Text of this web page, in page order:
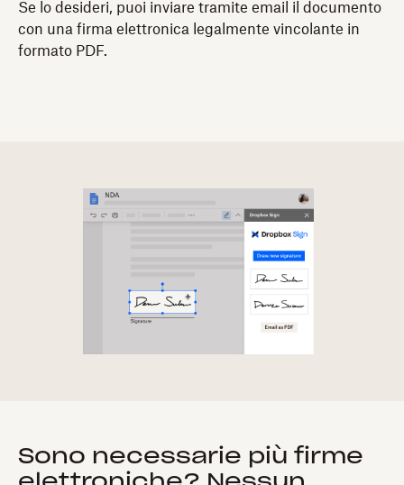
Se lo desideri, puoi inviare tramite email il documento
con una firma elettronica legalmente vincolante in
formato PDF.
Sono necessarie più firme